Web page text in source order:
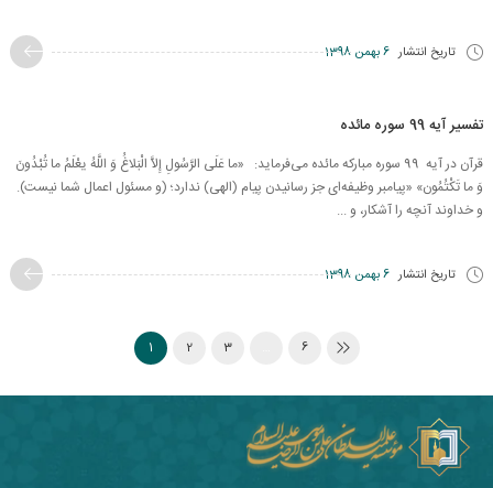
تاریخ انتشار 6 بهمن 1398
تفسیر آیه 99 سوره مائده
قرآن در آیه 99 سوره مبارکه مائده می‌فرماید: «ما عَلَى الرَّسُولِ إِلاَّ الْبَلاغُ وَ اللَّهُ یعْلَمُ ما تُبْدُونَ
وَ ما تَكْتُمُون‏» «پیامبر وظیفه‌‏اى جز رسانیدن پیام (الهى) ندارد؛ (و مسئول اعمال شما نیست).
و خداوند آنچه را آشكار، و ...
تاریخ انتشار 6 بهمن 1398
1 2 3 6